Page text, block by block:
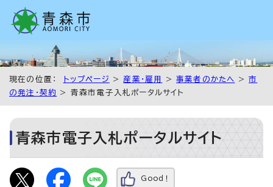
現在の位置： トップページ > 産業・雇用 >事業者のかたへ >市
の発注・契約
> 青森市電子入札ポータルサイト
青森市電子入札ポータルサイト
Good！